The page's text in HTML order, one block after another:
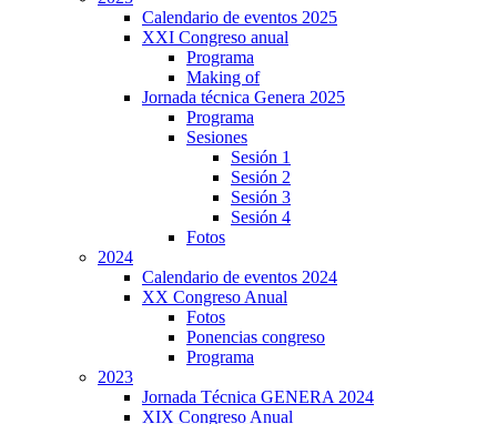
Calendario de eventos 2025
XXI Congreso anual
Programa
Making of
Jornada técnica Genera 2025
Programa
Sesiones
Sesión 1
Sesión 2
Sesión 3
Sesión 4
Fotos
2024
Calendario de eventos 2024
XX Congreso Anual
Fotos
Ponencias congreso
Programa
2023
Jornada Técnica GENERA 2024
XIX Congreso Anual